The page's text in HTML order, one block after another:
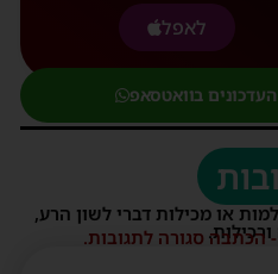
לאפל
בוואטסאפ
או מכילות דברי לשון הרע,
- הכתבה סגורה לתגובות.